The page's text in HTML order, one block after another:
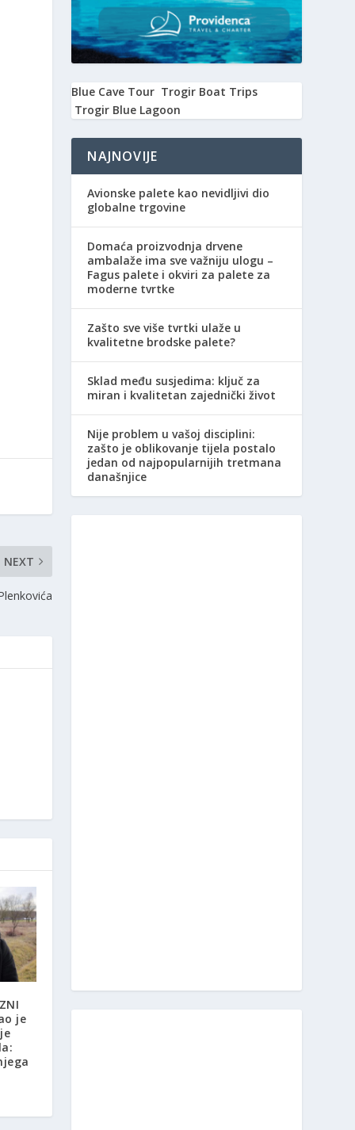
NEXT
je
Blue Cave Tour Trogir Boat Trips
Trogir Blue Lagoon
NAJNOVIJE
Avionske palete kao nevidljivi dio
globalne trgovine
Domaća proizvodnja drvene
ambalaže ima sve važniju ulogu –
Fagus palete i okviri za palete za
moderne tvrtke
Zašto sve više tvrtki ulaže u
kvalitetne brodske palete?
Sklad među susjedima: ključ za
miran i kvalitetan zajednički život
Nije problem u vašoj disciplini:
zašto je oblikovanje tijela postalo
jedan od najpopularnijih tretmana
današnjice